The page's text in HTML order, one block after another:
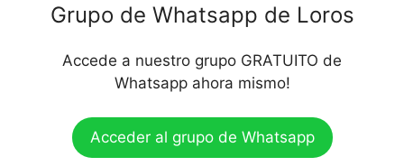
Grupo de Whatsapp de Loros
Accede a nuestro grupo GRATUITO de
Whatsapp ahora mismo!
Acceder al grupo de Whatsapp